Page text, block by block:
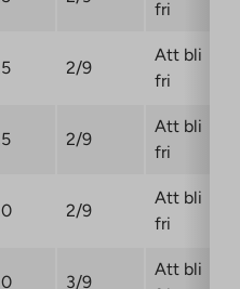
fri
2/9
Att bli
fri
2/9
Att bli
fri
2/9
Att bli
fri
3/9
Att bli